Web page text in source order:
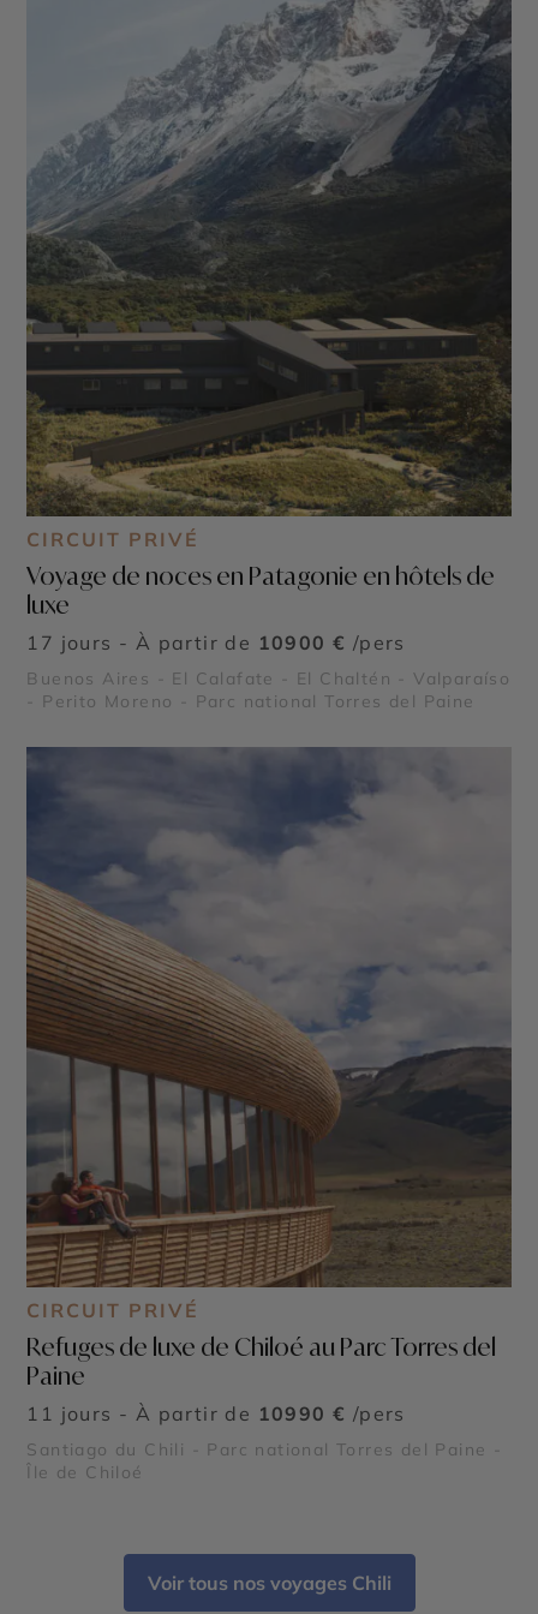
CIRCUIT PRIVÉ
Voyage de noces en Patagonie en hôtels de
luxe
17 jours - À partir de 10900 € /pers
Buenos Aires - El Calafate - El Chaltén - Valparaíso
- Perito Moreno - Parc national Torres del Paine
CIRCUIT PRIVÉ
Refuges de luxe de Chiloé au Parc Torres del
Paine
11 jours - À partir de 10990 € /pers
Santiago du Chili - Parc national Torres del Paine -
Île de Chiloé
Voir tous nos voyages Chili